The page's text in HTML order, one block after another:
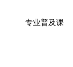
专业普及课